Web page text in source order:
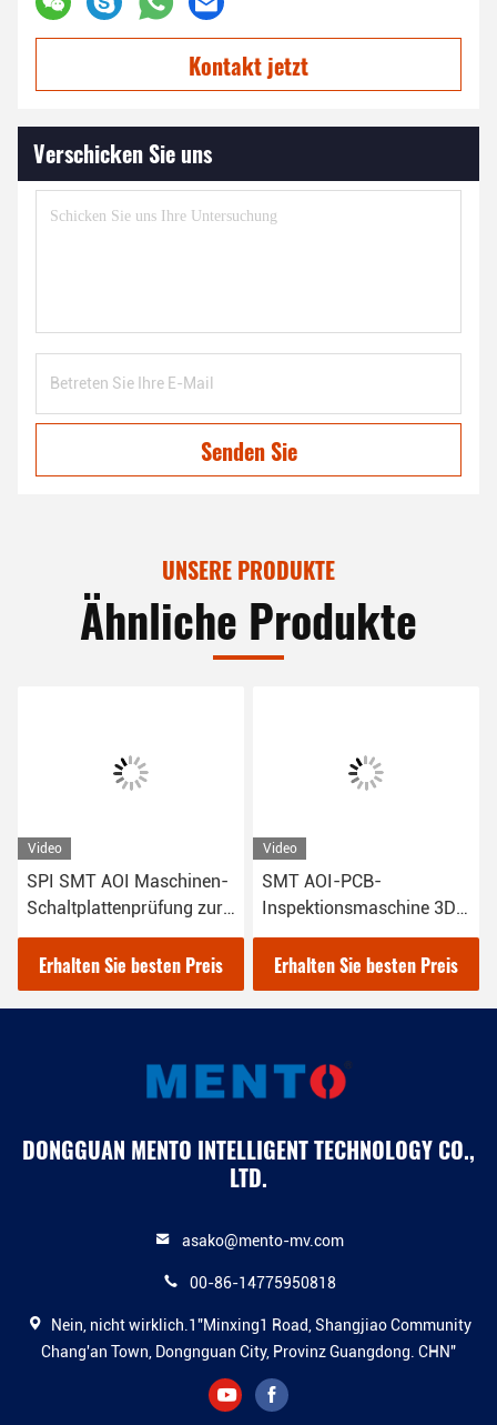
Kontakt jetzt
Verschicken Sie uns
Senden Sie
UNSERE PRODUKTE
Ähnliche Produkte
zur
Preis
SMT AOI-PCB-
Inspektionsmaschine 3D-
Lötpasteinspektionsmasc
hine
Erhalten Sie besten Preis
3D SMT AOI-
die Inspektion
Lötpaste
Erhalten Sie
DONGGUAN MENTO INTELLIGENT TECHNOLOGY CO.,
LTD.
asako@mento-mv.com
00-86-14775950818
Nein, nicht wirklich.1"Minxing1 Road, Shangjiao Community
Chang'an Town, Dongnguan City, Provinz Guangdong. CHN"